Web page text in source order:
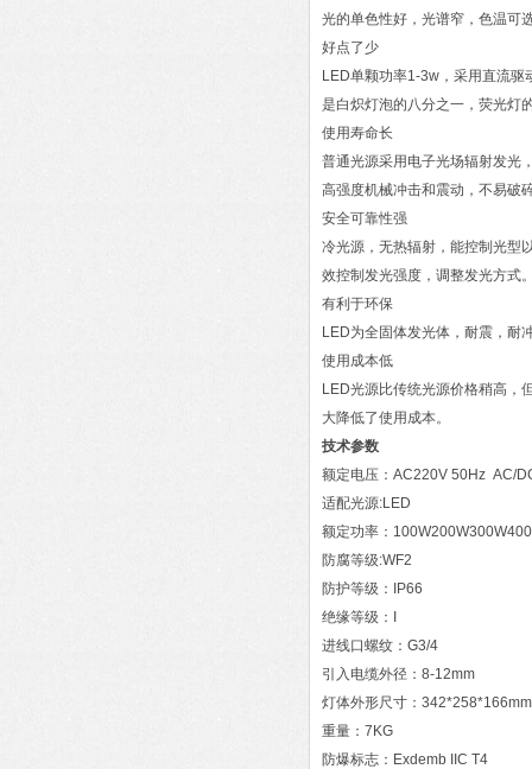
光的单色性好，光谱窄，色温可
好点了少
LED单颗功率1-3w，采用直流
是白炽灯泡的八分之一，荧光灯
使用寿命长
普通光源采用电子光场辐射发光
高强度机械冲击和震动，不易破
安全可靠性强
冷光源，无热辐射，能控制光型
效控制发光强度，调整发光方式
有利于环保
LED为全固体发光体，耐震，耐
使用成本低
LED光源比传统光源价格稍高，
大降低了使用成本。
技术参数
额定电压：AC220V 50Hz AC/
适配光源:LED
额定功率：
防腐等级:WF2
防护等级：IP66
绝缘等级：I
进线口螺纹：G3/4
引入电缆外径：8-12mm
灯体外形尺寸：342*258*166mm
重量：7KG
防爆标志：Exdemb IIC T4